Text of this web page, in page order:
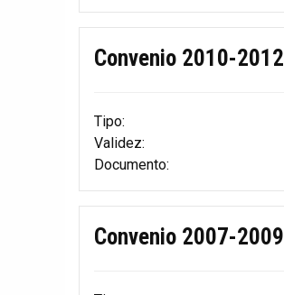
Convenio 2010-2012
Tipo:
Validez:
Documento:
Convenio 2007-2009